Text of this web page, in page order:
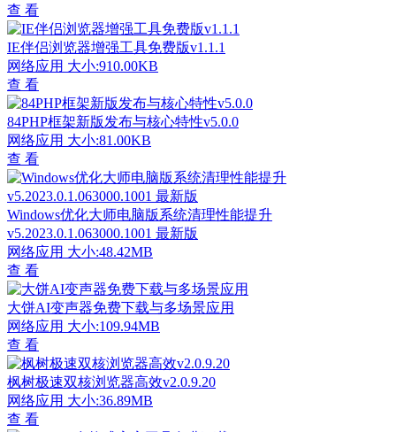
查 看
IE伴侣浏览器增强工具免费版v1.1.1
网络应用 大小:910.00KB
查 看
84PHP框架新版发布与核心特性v5.0.0
网络应用 大小:81.00KB
查 看
Windows优化大师电脑版系统清理性能提升
v5.2023.0.1.063000.1001 最新版
网络应用 大小:48.42MB
查 看
大饼AI变声器免费下载与多场景应用
网络应用 大小:109.94MB
查 看
枫树极速双核浏览器高效v2.0.9.20
网络应用 大小:36.89MB
查 看